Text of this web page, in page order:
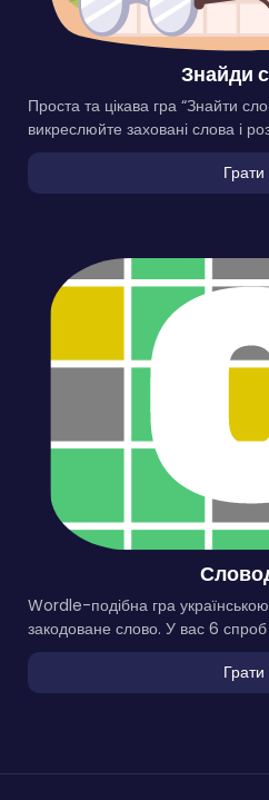
Знайди
Проста та цікава гра “Знайти
викреслюйте заховані слова і
Грати
Wordle-подібна гра
закодоване слово. У вас 6 спроб
Грати